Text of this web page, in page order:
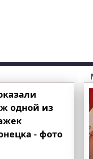
одной из
- фото